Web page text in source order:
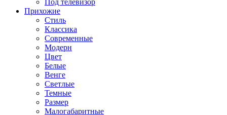
Под телевизор
Прихожие
Стиль
Классика
Современные
Модерн
Цвет
Белые
Венге
Светлые
Темные
Размер
Малогабаритные